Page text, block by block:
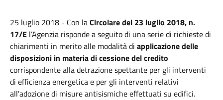
25 luglio 2018 - Con laCircolare del 23 luglio 2018, n.
17/E l’Agenzia risponde a seguito di una serie di richieste di
chiarimenti in merito alle modalità di applicazione delle
disposizioni in materia di cessione del credito
corrispondente alla detrazione spettante per gli interventi
di efficienza energetica e per gli interventi relativi
all'adozione di misure antisismiche effettuati su edifici.